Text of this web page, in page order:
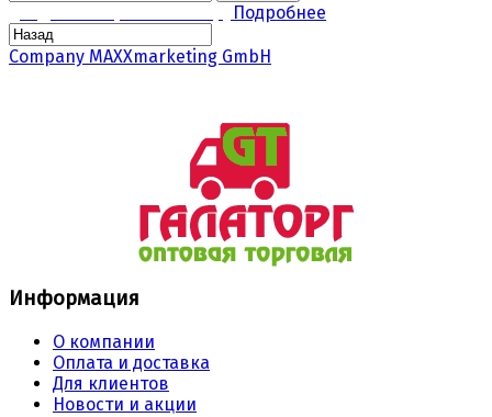
Подробнее
Company MAXXmarketing GmbH
Информация
О компании
Оплата и доставка
Для клиентов
Новости и акции